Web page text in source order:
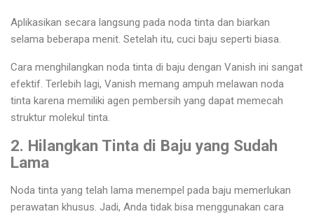
Aplikasikan secara langsung pada noda tinta dan biarkan
selama beberapa menit. Setelah itu, cuci baju seperti biasa.
Cara menghilangkan noda tinta di baju dengan Vanish ini sangat
efektif. Terlebih lagi, Vanish memang ampuh melawan noda
tinta karena memiliki agen pembersih yang dapat memecah
struktur molekul tinta.
2. Hilangkan Tinta di Baju yang Sudah
Lama
Noda tinta yang telah lama menempel pada baju memerlukan
perawatan khusus. Jadi, Anda tidak bisa menggunakan cara